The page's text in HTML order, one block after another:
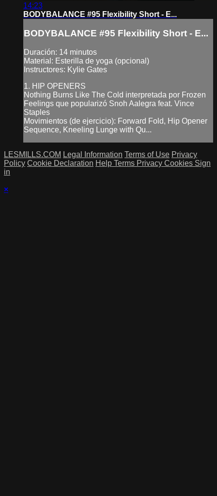
14:23
BODYBALANCE #95 Flexibility Short - E...
BODYBALANCE #95 Flexibility Short - E...
Duración: 14 minutos
Material: Esterilla de yoga (opcional)
Instructores: Kylie Gates
1. HIP OPENERS
Nothing Burns Like The Cold interpretada por Frozen
Feelings que popularizó Snoh Aalegra feat. Vince
Staples
Movimientos (de ejercicio): Forward Fold, Hip Opener
Sequence, Kneeling Lunge with Qu...
LESMILLS.COM Legal Information Terms of Use Privacy
Policy Cookie Declaration Help Terms Privacy Cookies Sign
in
×